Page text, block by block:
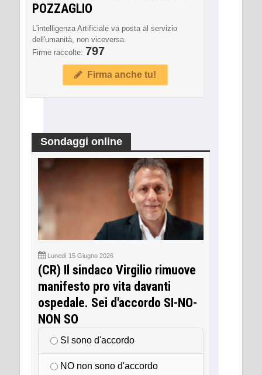
POZZAGLIO
L'intelligenza Artificiale va posta al servizio
dell'umanità, non viceversa.
Firme raccolte: 797
Firma anche tu!
Sondaggi online
Lunedì 15 Giugno 2026
(CR) Il sindaco Virgilio rimuove
manifesto pro vita davanti
ospedale. Sei d'accordo SI-NO-
NON SO
SI sono d'accordo
NO non sono d'accordo